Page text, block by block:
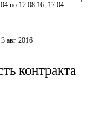
по 12.08.16, 17:04
3 авг 2016
контракта